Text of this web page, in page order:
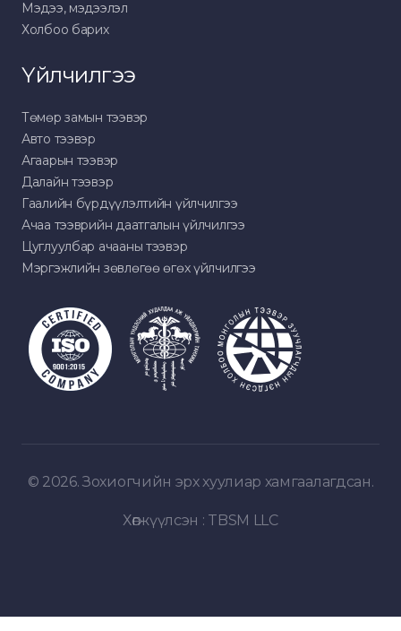
Мэдээ, мэдээлэл
Холбоо барих
Үйлчилгээ
Төмөр замын тээвэр
Авто тээвэр
Агаарын тээвэр
Далайн тээвэр
Гаалийн бүрдүүлэлтийн үйлчилгээ
Ачаа тээврийн даатгалын үйлчилгээ
Цуглуулбар ачааны тээвэр
Мэргэжлийн зөвлөгөө өгөх үйлчилгээ
© 2026. Зохиогчийн эрх хуулиар хамгаалагдсан.
Хөгжүүлсэн : TBSM LLC